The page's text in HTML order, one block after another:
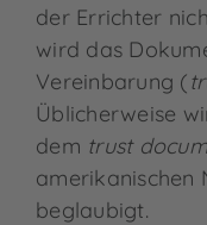
der Errichter
wird das
Vereinbarung (
Üblicherweise
dem trust
amerikanischen
beglaubigt.